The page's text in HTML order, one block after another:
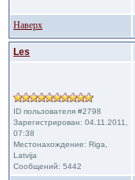
Наверх
Les
ID пользователя #2798
Зарегистрирован: 04.11.2011,
07:38
Местонахождение: Riga,
Latvija
Сообщений: 5442